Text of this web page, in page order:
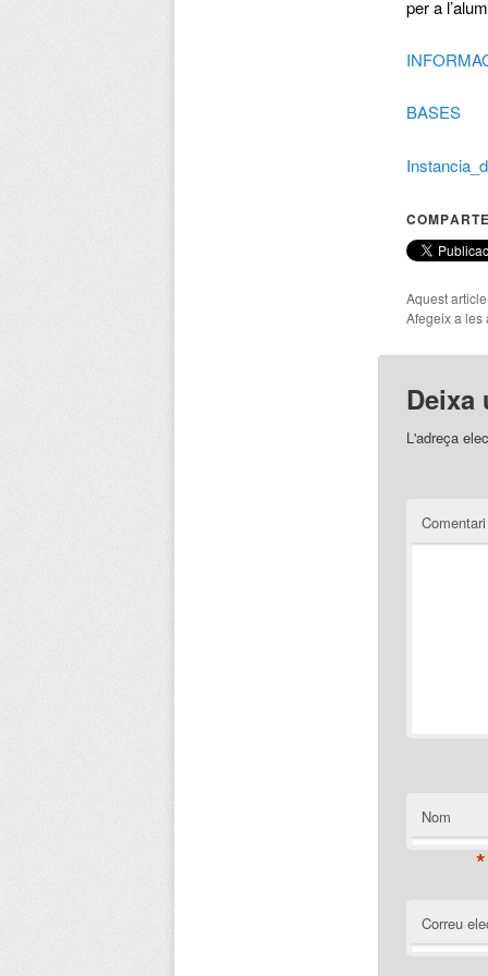
per a
BASES
Aquest
Afegeix a les
Deixa
L'adreça
Comentari
Nom
*
Correu